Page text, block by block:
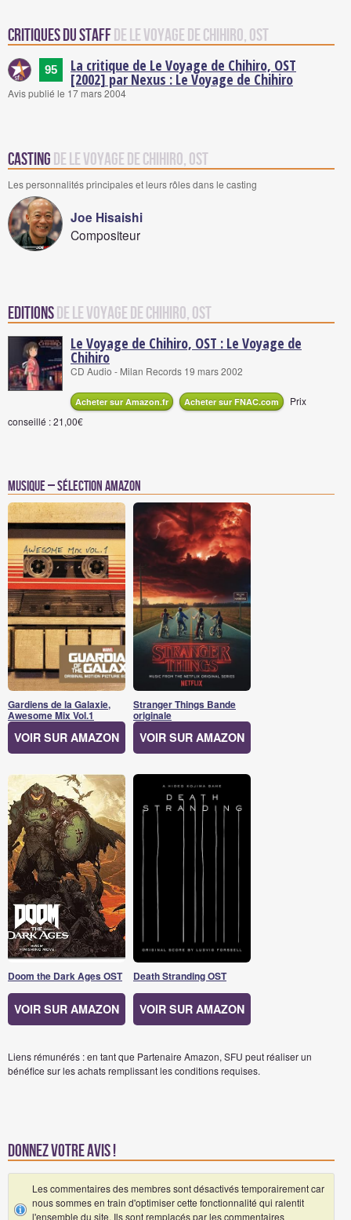
Critiques du staffde Le Voyage de Chihiro, OST
95 La critique de Le Voyage de Chihiro, OST
[2002] par Nexus : Le Voyage de Chihiro
Avis publié le 17 mars 2004
Casting de Le Voyage de Chihiro, OST
Les personnalités principales et leurs rôles dans le casting
Joe Hisaishi
Compositeur
Editionsde Le Voyage de Chihiro, OST
Le Voyage de Chihiro, OST : Le Voyage de
Chihiro
CD Audio - Milan Records 19 mars 2002
Acheter sur Amazon.fr Acheter sur FNAC.com
Prix
conseillé : 21,00€
Musique – Sélection Amazon
Gardiens de la Galaxie,
Awesome Mix Vol.1
VOIR SUR AMAZON
Stranger Things Bande
originale
VOIR SUR AMAZON
Doom the Dark Ages OST
VOIR SUR AMAZON
Death Stranding OST
VOIR SUR AMAZON
Liens rémunérés : en tant que Partenaire Amazon, SFU peut réaliser un
bénéfice sur les achats remplissant les conditions requises.
Donnez votre avis !
Les commentaires des membres sont désactivés temporairement car
nous sommes en train d'optimiser cette fonctionnalité qui ralentit
l'ensemble du site. Ils sont remplacés par les commentaires